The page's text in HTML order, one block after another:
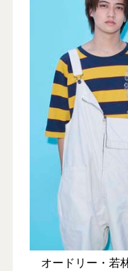
オードリー・若